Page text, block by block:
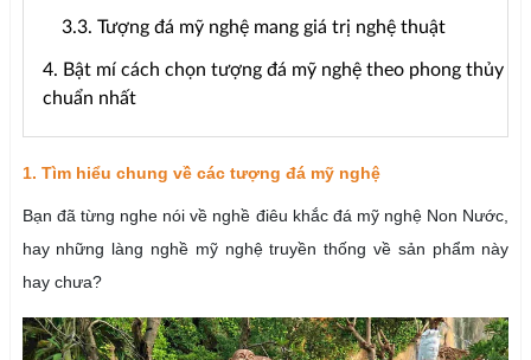
3.3. Tượng đá mỹ nghệ mang giá trị nghệ thuật
4. Bật mí cách chọn tượng đá mỹ nghệ theo phong thủy
chuẩn nhất
1. Tìm hiểu chung về các tượng đá mỹ nghệ
Bạn đã từng nghe nói về nghề điêu khắc đá mỹ nghệ Non Nước,
hay những làng nghề mỹ nghệ truyền thống về sản phẩm này
hay chưa?